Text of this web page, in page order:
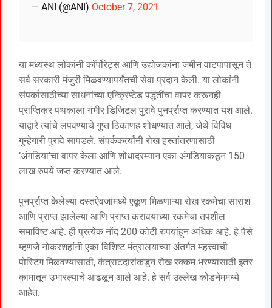
— ANI (@ANI) October 7, 2021
या मध्यस्थ लोकांनी कॉर्पोरेट्स आणि उद्योजकांना जमीन वाटपापासून ते
सर्व सरकारी मंजुरी मिळवण्यापर्यंतची सेवा प्रदान केली. या लोकांनी
संपर्कासाठीच्या साधनांच्या एन्क्रिप्टेड पद्धतींचा वापर करूनही
प्राप्तिकर पथकाला गंभीर डिजिटल पुरावे पुनर्प्राप्त करण्यात यश आले.
याद्वारे त्यांचे लपवण्याचे गुप्त ठिकाणह शोधण्यात आले, जेथे विविध
गुन्हेगारी पुरावे सापडले. संपर्ककर्त्यांनी रोख हस्तांतरणासाठी
‘अंगडिया’चा वापर केला आणि शोधादरम्यान एका अंगडियाकडून 150
लाख रुपये जप्त करण्यात आले.
पुनर्प्राप्त केलेल्या दस्तऐवजांमध्ये एकूण मिळणाऱ्या रोख रकमेचा सारांश
आणि प्राप्त झालेल्या आणि प्राप्त करावयाच्या रकमेचा तपशील
समाविष्ट आहे. ही प्रत्येक नोंद 200 कोटी रुपयांहून अधिक आहे. हे पैसे
म्हणजे नोकरशहांनी एका विशिष्ट मंत्रालयाच्या अंतर्गत महत्त्वाची
पोस्टिंग मिळवण्यासाठी, कंत्राटदारांकडून रोख रक्कम भरण्यासाठी इतर
कामांतून उभारल्याचे आढळून आले आहे. हे सर्व उल्लेख कोडनेममध्ये
आहेत.